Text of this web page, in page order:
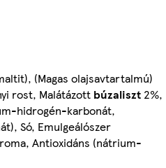
(Magas olajsavtartalmú)
rost, Malátázott búzaliszt 2%,
hidrogén-karbonát,
Só, Emulgeálószer
Antioxidáns (nátrium-